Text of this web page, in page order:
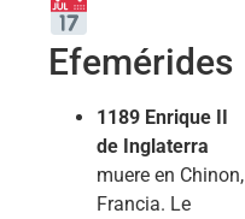
Efemérides
1189 Enrique II
de Inglaterra
muere en Chinon,
Francia. Le